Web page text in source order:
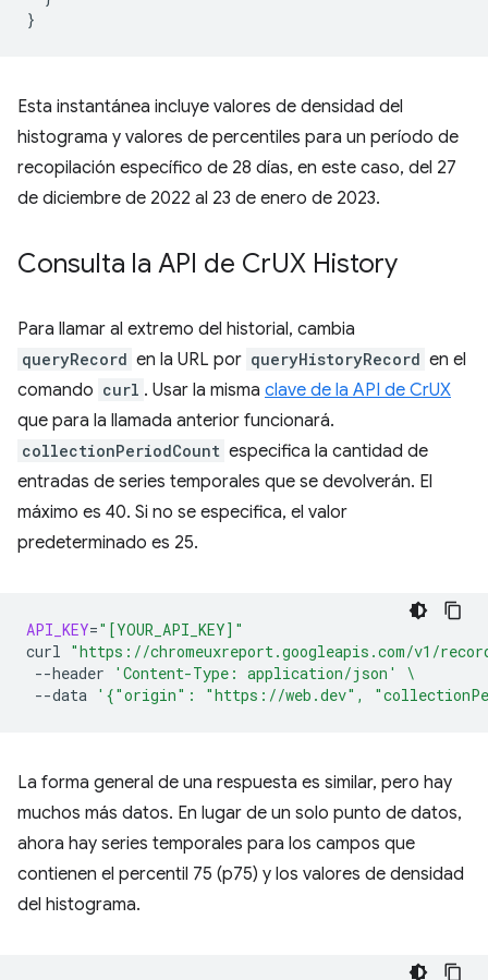
}
Esta instantánea incluye valores de densidad del
histograma y valores de percentiles para un período de
recopilación específico de 28 días, en este caso, del 27
de diciembre de 2022 al 23 de enero de 2023.
Consulta la API de CrUX History
Para llamar al extremo del historial, cambia
queryRecord en la URL por queryHistoryRecord en el
comando curl . Usar la misma clave de la API de CrUX
que para la llamada anterior funcionará.
collectionPeriodCount especifica la cantidad de
entradas de series temporales que se devolverán. El
máximo es 40. Si no se especifica, el valor
predeterminado es 25.
API_KEY="[YOUR_API_KEY]"
curl "https://chromeuxreport.googleapis.com/v1/
--header
'Content-Type: application/json'
\
--data '{"origin": "https://web.dev",
La forma general de una respuesta es similar, pero hay
muchos más datos. En lugar de un solo punto de datos,
ahora hay series temporales para los campos que
contienen el percentil 75 (p75) y los valores de densidad
del histograma.